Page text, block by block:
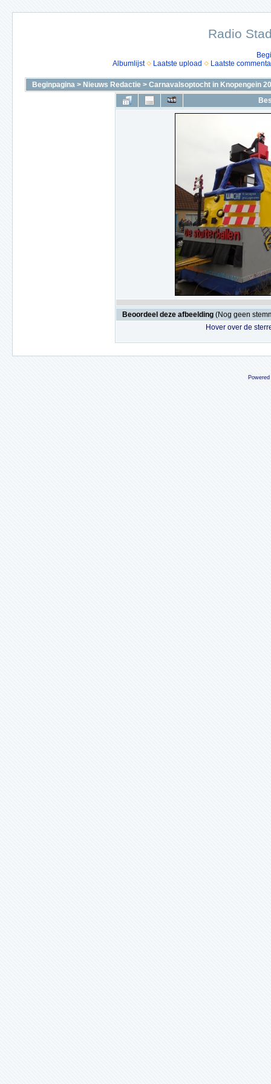
Radio
Albumlijst
Laatste upload Laatste
Beginpagina > Nieuws Redactie > Carnavalsoptocht in Knopengein
Beoordeel deze afbeelding (Nog geen
Hover over de